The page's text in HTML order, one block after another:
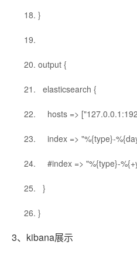
}
output {
elasticsearch {
hosts =>
index => "%{type}-
#index => "%{type}-
}
}
3、kibana展示